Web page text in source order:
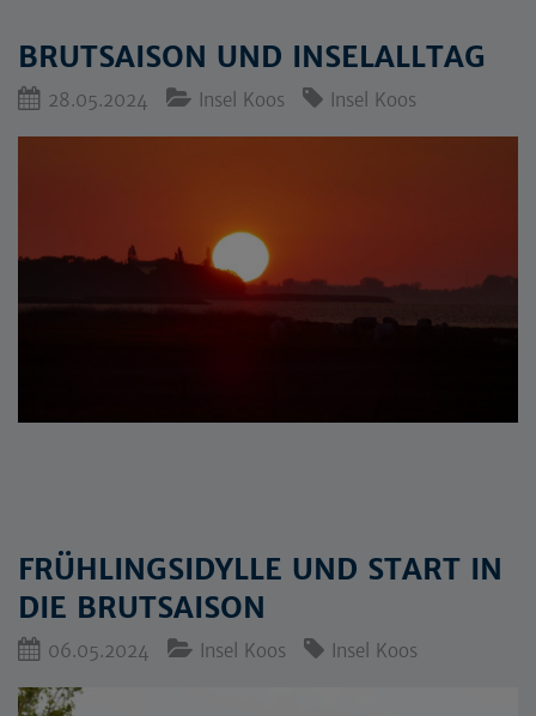
BRUTSAISON UND INSELALLTAG
28.05.2024 Insel Koos Insel Koos
FRÜHLINGSIDYLLE UND START IN
DIE BRUTSAISON
06.05.2024 Insel Koos Insel Koos